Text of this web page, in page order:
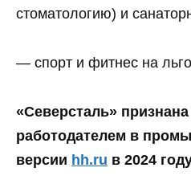
стоматологию) и
— спорт и фитнес на
«Северсталь»
работодателем в
версии hh.ru в 2024